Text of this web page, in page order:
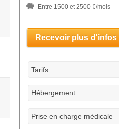
Entre 1500 et 2500 €/mois
Recevoir plus d'infos
Tarifs
Hébergement
Prise en charge médicale